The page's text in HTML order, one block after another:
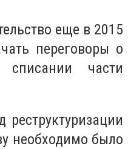
еще в 2015
переговоры о
списании части
реструктуризации
необходимо было